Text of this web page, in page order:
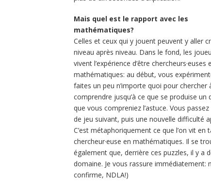
Mais quel est le rapport avec les
mathématiques?
Celles et ceux qui y jouent peuvent y aller
niveau après niveau. Dans le fond, les
vivent l’expérience d’être chercheurs·euses
mathématiques: au début, vous
faites un peu n’importe quoi pour chercher
comprendre jusqu’à ce que se produise un
que vous compreniez l’astuce. Vous
de jeu suivant, puis une nouvelle difficulté
C’est métaphoriquement ce que l’on vit en
chercheur·euse en mathématiques. Il se
également que, derrière ces puzzles, il y a
domaine. Je vous rassure immédiatement:
confirme, NDLA!)